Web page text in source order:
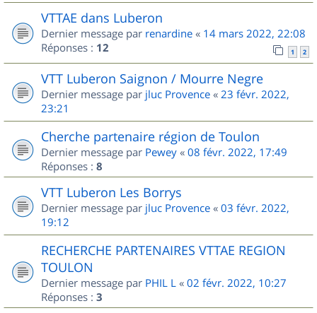
VTTAE dans Luberon
Dernier message par renardine « 14 mars 2022, 22:08
Réponses : 12 1 2
VTT Luberon Saignon / Mourre Negre
Dernier message par jluc Provence « 23 févr. 2022,
23:21
Cherche partenaire région de Toulon
Dernier message par Pewey « 08 févr. 2022, 17:49
Réponses : 8
VTT Luberon Les Borrys
Dernier message par jluc Provence « 03 févr. 2022,
19:12
RECHERCHE PARTENAIRES VTTAE REGION
TOULON
Dernier message par PHIL L « 02 févr. 2022, 10:27
Réponses : 3